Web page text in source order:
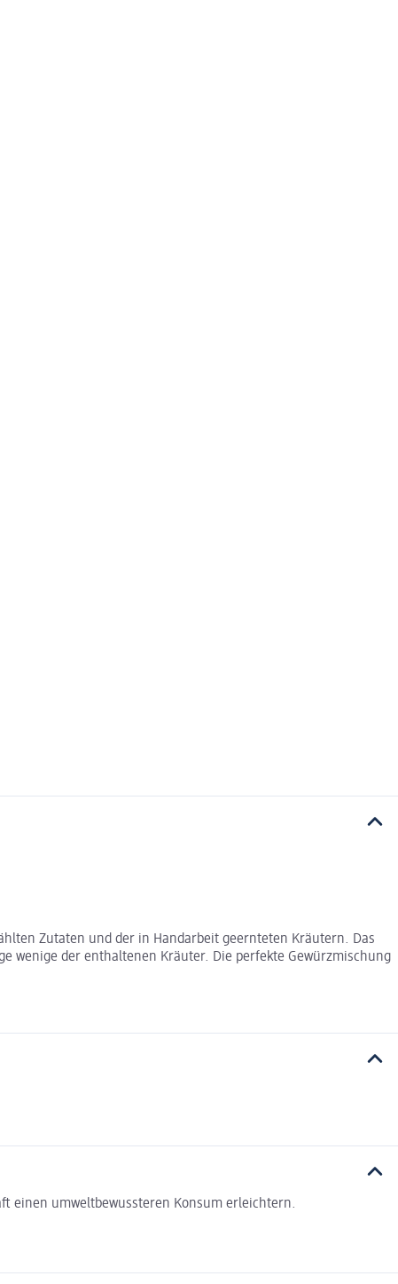
Zutaten und der in Handarbeit geernteten Kräutern. Das
wenige der enthaltenen Kräuter. Die perfekte Gewürzmischung
einen umweltbewussteren Konsum erleichtern.